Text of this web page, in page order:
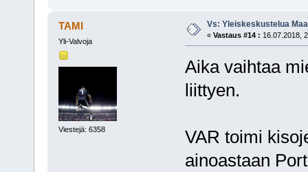
TAMI
Yli-Valvoja
Viestejä: 6358
Vs: Yleiskeskustelua
« Vastaus #14 : 16.07.2018,
Aika vaihtaa
liittyen.
VAR toimi
ainoastaan